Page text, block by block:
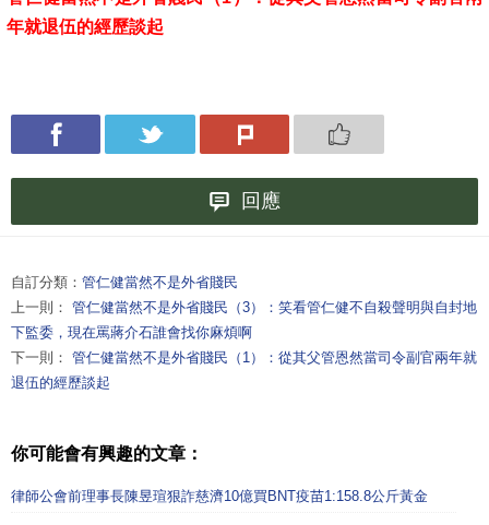
年就退伍的經歷談起
回應
自訂分類： 管仁健當然不是外省賤民
上一則： 管仁健當然不是外省賤民（3）：笑看管仁健不自殺聲明與自封地
下監委，現在罵蔣介石誰會找你麻煩啊
下一則： 管仁健當然不是外省賤民（1）：從其父管恩然當司令副官兩年就
退伍的經歷談起
你可能會有興趣的文章：
律師公會前理事長陳昱瑄狠詐慈濟10億買BNT疫苗1:158.8公斤黃金